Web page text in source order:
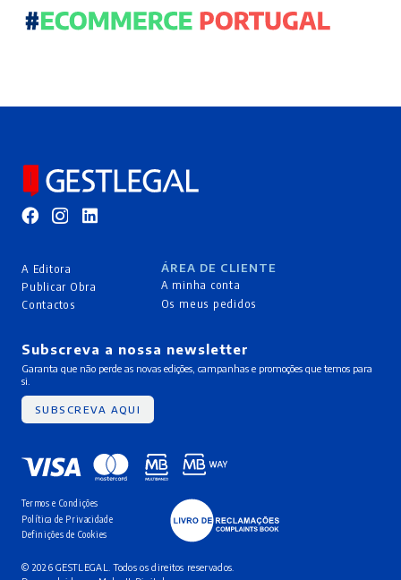
A Editora
Publicar Obra
Contactos
ÁREA DE CLIENTE
A minha conta
Os meus pedidos
Subscreva a nossa newsletter
Garanta que não perde as novas edições, campanhas e promoções que temos para
si.
SUBSCREVA AQUI
Termos e Condições
Política de Privacidade
Definições de Cookies
© 2026 GESTLEGAL. Todos os direitos reservados.